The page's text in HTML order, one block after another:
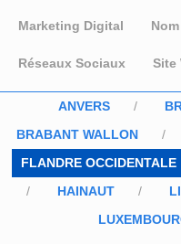
Marketing Digital
Réseaux Sociaux Site
ANVERS
BRABANT WALLON
FLANDRE OCCIDENTALE
HAINAUT